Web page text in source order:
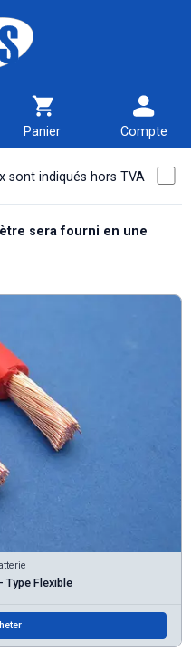
Panier Compte
sont indiqués hors TVA
sera fourni en une
Type Flexible